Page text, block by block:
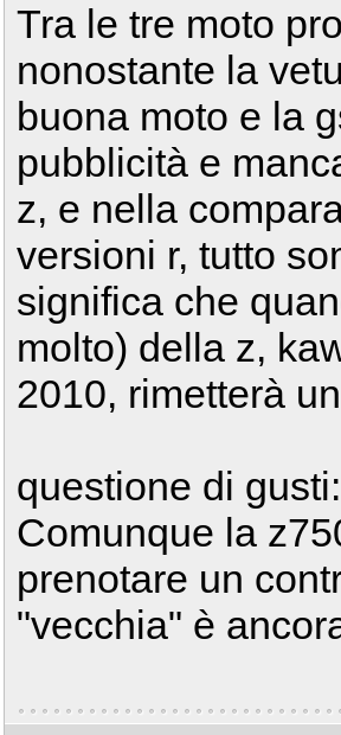
Tra le tre moto
nonostante la
buona moto e la
pubblicità e
z, e nella
versioni r, tutto
significa che
molto) della z,
2010, rimetterà
questione di gusti:
Comunque la
prenotare un
"vecchia" è